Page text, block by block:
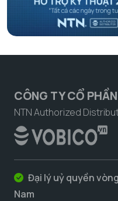
CÔNG TY CỔ
NTN Authorized
Đại lý uỷ quyền
Nam